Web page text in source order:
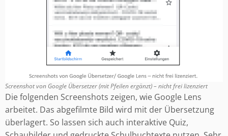
Screenshot von Google Übersetzer (mit Pfeilen ergänzt) – nicht frei lizenziert
Die folgenden Screenshots zeigen, wie Google Lens
arbeitet. Das abgefilmte Bild wird mit der Übersetzung
überlagert. So lassen sich auch interaktive Quiz,